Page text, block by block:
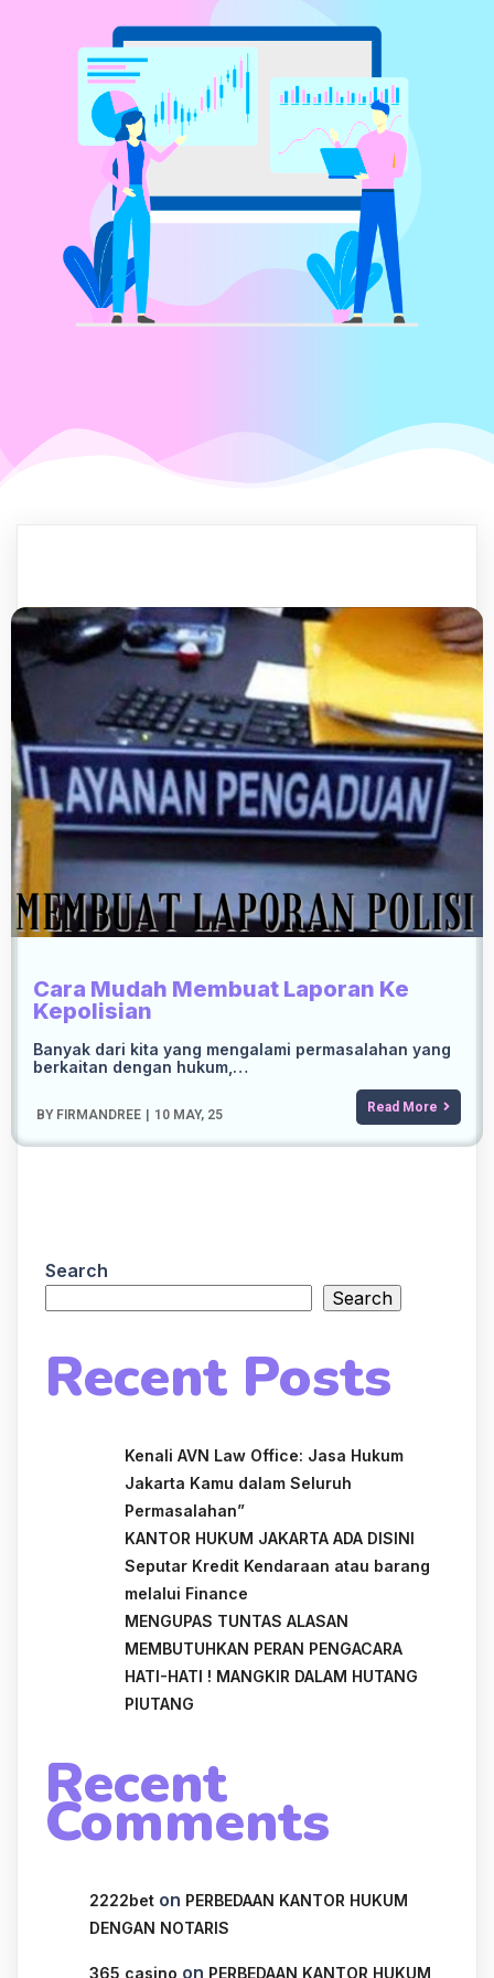
Cara Mudah Membuat Laporan Ke
Kepolisian
BY FIRMANDREE 10 MAY, 25
Banyak dari kita yang mengalami permasalahan yang
berkaitan dengan hukum,…
Read More
Search
Search
Recent Posts
Kenali AVN Law Office: Jasa Hukum
Jakarta Kamu dalam Seluruh
Permasalahan”
KANTOR HUKUM JAKARTA ADA DISINI
Seputar Kredit Kendaraan atau barang
melalui Finance
MENGUPAS TUNTAS ALASAN
MEMBUTUHKAN PERAN PENGACARA
HATI-HATI ! MANGKIR DALAM HUTANG
PIUTANG
Recent
Comments
2222bet on PERBEDAAN KANTOR HUKUM
DENGAN NOTARIS
365 casino on PERBEDAAN KANTOR HUKUM